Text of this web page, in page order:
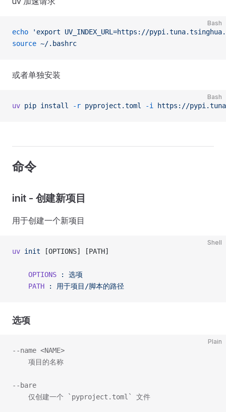
Bash
echo 'export UV_INDEX_URL=https://
source ~/.bashrc
或者单独安装
Bash
uv pip install -r pyproject.toml -i https://
命令
init - 创建新项目
用于创建一个新项目
Shell
uv init [OPTIONS] [PATH]
    OPTIONS
:
选项
    PATH
: 用于项目/脚本的路径
选项
Plain
--name <NAME>
    项目的名称
--bare
    仅创建一个 `pyproject.toml` 文件